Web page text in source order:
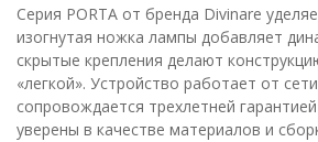
Серия PORTA от бренда Divinare
изогнутая ножка лампы добавляет
скрытые крепления делают
«легкой». Устройство работает от
сопровождается трехлетней
уверены в качестве материалов и